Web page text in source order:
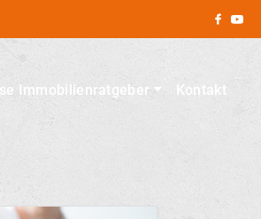
Immobilienratgeber Kontakt